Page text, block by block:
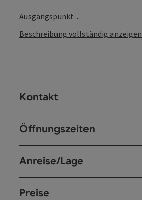
Ausgangspunkt ...
Beschreibung vollständig anzeigen
Kontakt
Öffnungszeiten
Anreise/Lage
Preise